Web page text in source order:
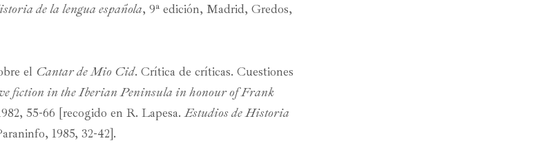
de la lengua española, 9ª edición, Madrid, Gredos,
el Cantar de Mio Cid. Crítica de críticas. Cuestiones
fiction in the Iberian Peninsula in honour of Frank
55-66 [recogido en R. Lapesa.Estudios de Historia
1985, 32-42].